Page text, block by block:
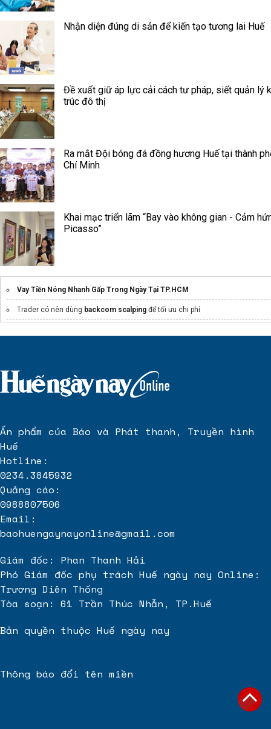
Nhận diện đúng di sản để kiến tạo tương lai Huế
Đề xuất giữ áp lực cải cách tư pháp, siết quản lý
trúc đô thị
Ra mắt Đội bóng đá đồng hương Huế tại thành
Chí Minh
Khai mạc triển lãm “Bay vào không gian - Cảm
Picasso”
Vay Tiền Nóng Nhanh Gấp Trong Ngày Tại TP.HCM
Trader có nên dùng backcom scalping để tối ưu chi phí
Mua bán Vinhomes giá mới nhất
Dịch Vụchuyển nhà hà nội chuyennhatrongoitrunghieu Giá rẻ
Dự ánDự án Sun Bắc Ninh
Bcons infinity
Báo giá hóa đơn điện tử
Ấn phẩm của Báo và Phát thanh, Truyền hình
Huế
Hotline:
0234.3845932
Quảng cáo:
0988807506
Email:
baohuengaynayonline@gmail.com
Giám đốc: Phan Thanh Hải
Phó Giám đốc phụ trách Huế ngày nay Online:
Trương Diên Thống
Tòa soạn: 61 Trần Thúc Nhẫn, TP.Huế
Bản quyền thuộc Huế ngày nay
Thông báo đổi tên miền